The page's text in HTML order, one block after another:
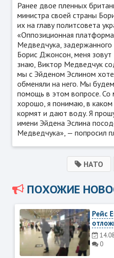
Ранее двое пленных
министра своей страны
их на главу политсовета
«Оппозиционная
Медведчука, задержанного
Борис Джонсон, меня
знаю, Виктор Медведчук
мы с Эйденом Эслином
обменяли на него. Мы
помощь в этом вопросе.
хорошо, я понимаю, в
кормят и дают воду. Я
имени Эйдена Эслина
Медведчука», — попросил
НАТО
ПОХОЖИЕ
Рейс
0